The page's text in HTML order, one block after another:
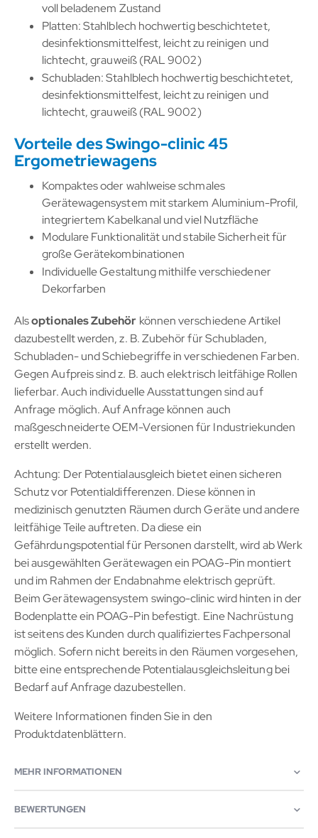
voll beladenem Zustand
Platten: Stahlblech hochwertig beschichtetet,
desinfektionsmittelfest, leicht zu reinigen und
lichtecht, grauweiß (RAL 9002)
Schubladen: Stahlblech hochwertig beschichtetet,
desinfektionsmittelfest, leicht zu reinigen und
lichtecht, grauweiß (RAL 9002)
Vorteile des Swingo-clinic 45
Ergometriewagens
Kompaktes oder wahlweise schmales
Gerätewagensystem mit starkem Aluminium-Profil,
integriertem Kabelkanal und viel Nutzfläche
Modulare Funktionalität und stabile Sicherheit für
große Gerätekombinationen
Individuelle Gestaltung mithilfe verschiedener
Dekorfarben
Alsoptionales Zubehör können verschiedene Artikel
dazubestellt werden, z. B. Zubehör für Schubladen,
Schubladen- und Schiebegriffe in verschiedenen Farben.
Gegen Aufpreis sind z. B. auch elektrisch leitfähige Rollen
lieferbar. Auch individuelle Ausstattungen sind auf
Anfrage möglich. Auf Anfrage können auch
maßgeschneiderte OEM-Versionen für Industriekunden
erstellt werden.
Achtung: Der Potentialausgleich bietet einen sicheren
Schutz vor Potentialdifferenzen. Diese können in
medizinisch genutzten Räumen durch Geräte und andere
leitfähige Teile auftreten. Da diese ein
Gefährdungspotential für Personen darstellt, wird ab Werk
bei ausgewählten Gerätewagen ein POAG-Pin montiert
und im Rahmen der Endabnahme elektrisch geprüft.
Beim Gerätewagensystem swingo-clinic wird hinten in der
Bodenplatte ein POAG-Pin befestigt. Eine Nachrüstung
ist seitens des Kunden durch qualifiziertes Fachpersonal
möglich. Sofern nicht bereits in den Räumen vorgesehen,
bitte eine entsprechende Potentialausgleichsleitung bei
Bedarf auf Anfrage dazubestellen.
Weitere Informationen finden Sie in den
Produktdatenblättern.
MEHR INFORMATIONEN
BEWERTUNGEN